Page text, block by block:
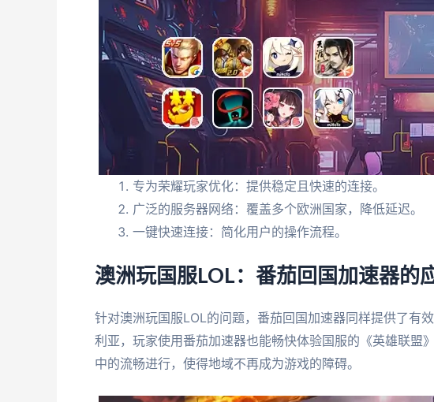
专为荣耀玩家优化：提供稳定且快速的连接。
广泛的服务器网络：覆盖多个欧洲国家，降低延迟。
一键快速连接：简化用户的操作流程。
澳洲玩国服LOL：番茄回国加速器的
针对澳洲玩国服LOL的问题，番茄回国加速器同样提供了有
利亚，玩家使用番茄加速器也能畅快体验国服的《英雄联盟
中的流畅进行，使得地域不再成为游戏的障碍。